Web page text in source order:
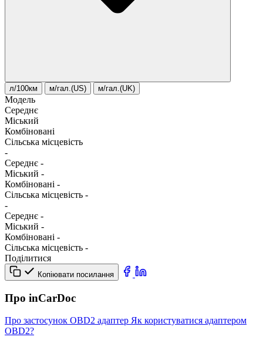
л/100км м/гал.(US) м/гал.(UK)
Модель
Середнє
Міський
Комбіновані
Сільська місцевість
-
Середнє -
Міський -
Комбіновані -
Сільська місцевість -
-
Середнє -
Міський -
Комбіновані -
Сільська місцевість -
Поділитися
Копіювати посилання
Про inCarDoc
Про застосунок OBD2 адаптер Як користуватися адаптером
OBD2?